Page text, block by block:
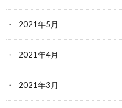
2021年5月
2021年4月
2021年3月